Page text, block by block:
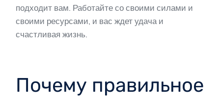
подходит вам. Работайте со своими силами и
своими ресурсами, и вас ждет удача и
счастливая жизнь.
Почему правильное